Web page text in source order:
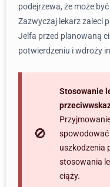
podejrzewa, że może
Zazwyczaj lekarz zaleci
Jelfa przed planowaną
potwierdzeniu i wdroży
Stosowanie
spowodować
uszkodzenia
stosowania
ciąży.